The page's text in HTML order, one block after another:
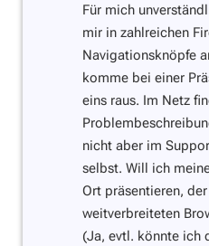
Für mich
mir in zahlreichen
Navigationsknöpfe
komme bei einer
eins raus. Im Netz
nicht aber im
selbst. Will ich
Ort präsentieren,
weitverbreiteten
(Ja, evtl. könnte ich